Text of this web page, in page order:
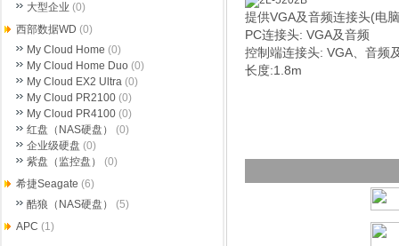
提供VGA及音频连接头(电
PC连接头: VGA及音频
控制端连接头: VGA、音频
长度:1.8m
大型企业 (0)
西部数据WD (0)
My Cloud Home (0)
My Cloud Home Duo (0)
My Cloud EX2 Ultra (0)
My Cloud PR2100 (0)
My Cloud PR4100 (0)
红盘（NAS硬盘）
(0)
企业级硬盘 (0)
紫盘（监控盘）
(0)
希捷Seagate (6)
酷狼（NAS硬盘）
(5)
APC (1)